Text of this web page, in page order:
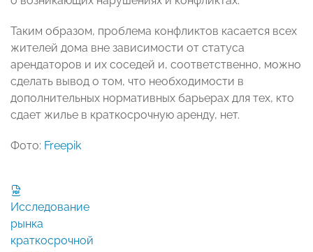
Таким образом, проблема конфликтов касается всех
жителей дома вне зависимости от статуса
арендаторов и их соседей и, соответственно, можно
сделать вывод о том, что необходимости в
дополнительных нормативных барьерах для тех, кто
сдает жилье в краткосрочную аренду, нет.
Фото: Freepik
Исследование
рынка
краткосрочной